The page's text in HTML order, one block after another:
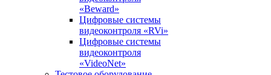
«Beward»
Цифровые системы
видеоконтроля «RVi»
Цифровые системы
видеоконтроля
«VideoNet»